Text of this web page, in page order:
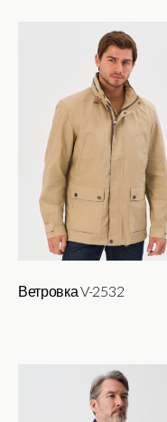
Ветровка V-2532